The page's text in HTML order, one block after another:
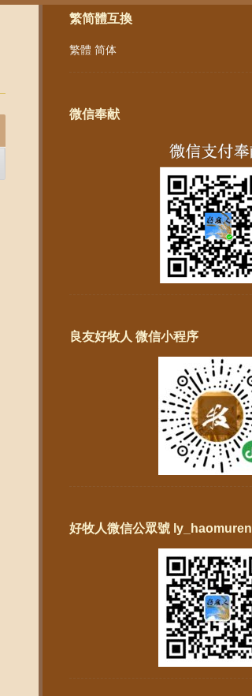
繁简體互換
繁體 简体
微信奉献
良友好牧人 微信小程序
好牧人微信公眾號 ly_haomuren